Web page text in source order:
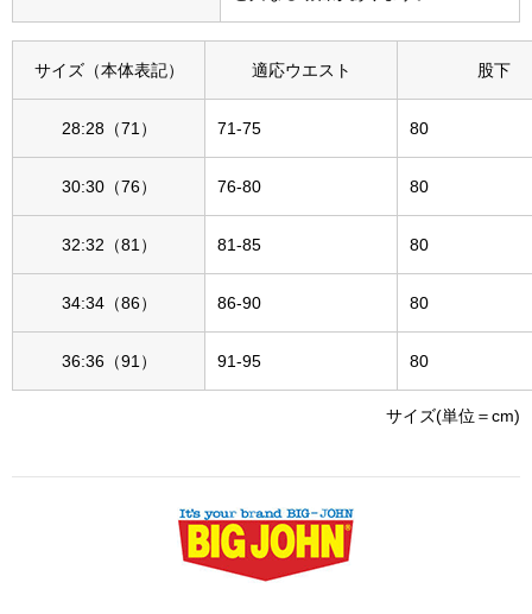
集
その他
ザ･ノース･フ
サイズ（本体表記） 適応ウエスト 股下
28:28（71） 71-75 80
30:30（76） 76-80 80
32:32（81） 81-85 80
34:34（86） 86-90 80
36:36（91） 91-95 80
サイズ(単位＝cm)